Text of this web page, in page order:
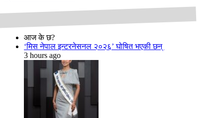
आज के छ?
‘मिस नेपाल इन्टरनेसनल २०२६’ घोषित भएकी छन्
3 hours ago